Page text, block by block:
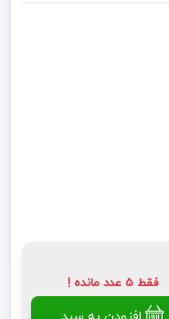
فقط 5 عدد مانده !